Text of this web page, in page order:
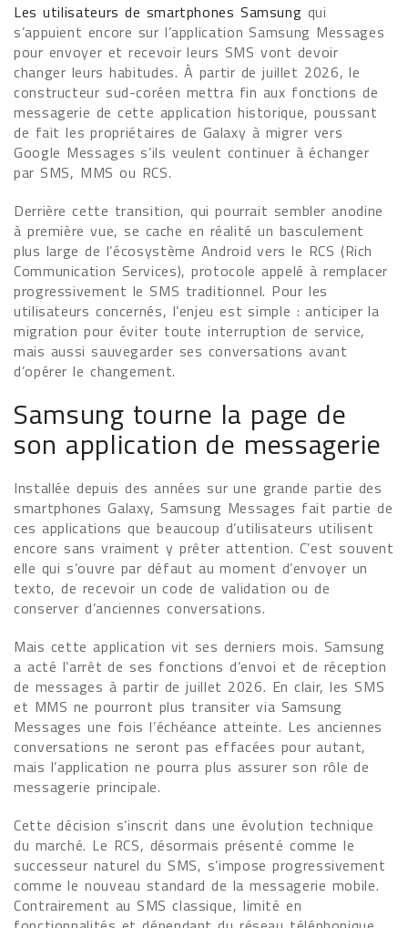
Les utilisateurs de smartphones Samsung qui
s’appuient encore sur l’application Samsung Messages
pour envoyer et recevoir leurs SMS vont devoir
changer leurs habitudes. À partir de juillet 2026, le
constructeur sud-coréen mettra fin aux fonctions de
messagerie de cette application historique, poussant
de fait les propriétaires de Galaxy à migrer vers
Google Messages s’ils veulent continuer à échanger
par SMS, MMS ou RCS.
Derrière cette transition, qui pourrait sembler anodine
à première vue, se cache en réalité un basculement
plus large de l’écosystème Android vers le RCS (Rich
Communication Services), protocole appelé à remplacer
progressivement le SMS traditionnel. Pour les
utilisateurs concernés, l’enjeu est simple : anticiper la
migration pour éviter toute interruption de service,
mais aussi sauvegarder ses conversations avant
d’opérer le changement.
Samsung tourne la page de
son application de messagerie
Installée depuis des années sur une grande partie des
smartphones Galaxy, Samsung Messages fait partie de
ces applications que beaucoup d’utilisateurs utilisent
encore sans vraiment y prêter attention. C’est souvent
elle qui s’ouvre par défaut au moment d’envoyer un
texto, de recevoir un code de validation ou de
conserver d’anciennes conversations.
Mais cette application vit ses derniers mois. Samsung
a acté l’arrêt de ses fonctions d’envoi et de réception
de messages à partir de juillet 2026. En clair, les SMS
et MMS ne pourront plus transiter via Samsung
Messages une fois l’échéance atteinte. Les anciennes
conversations ne seront pas effacées pour autant,
mais l’application ne pourra plus assurer son rôle de
messagerie principale.
Cette décision s’inscrit dans une évolution technique
du marché. Le RCS, désormais présenté comme le
successeur naturel du SMS, s’impose progressivement
comme le nouveau standard de la messagerie mobile.
Contrairement au SMS classique, limité en